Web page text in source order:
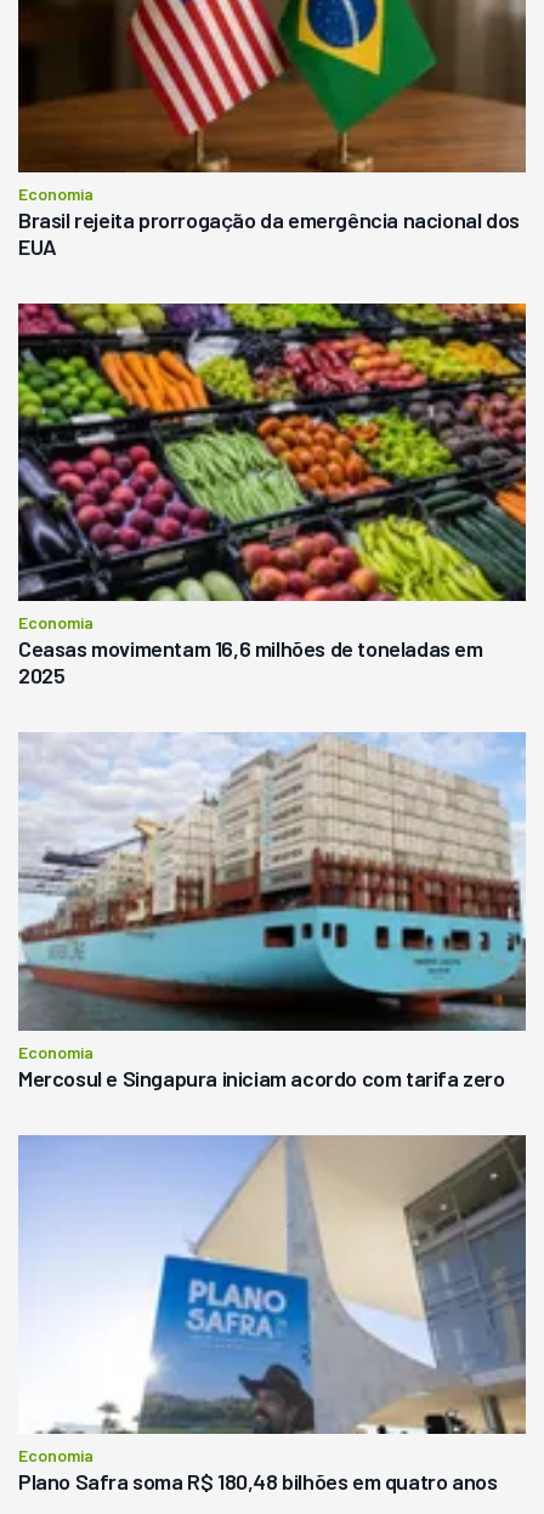
Economia
Brasil rejeita prorrogação da emergência nacional dos
EUA
Economia
Ceasas movimentam 16,6 milhões de toneladas em
2025
Economia
Mercosul e Singapura iniciam acordo com tarifa zero
Economia
Plano Safra soma R$ 180,48 bilhões em quatro anos